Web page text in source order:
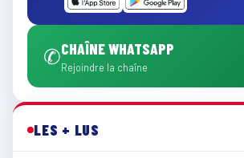
✆CHAÎNE WHATSAPP
Rejoindre la chaîne
LES + LUS